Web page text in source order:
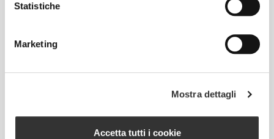
Statistiche
Marketing
Mostra dettagli
Accetta tutti i cookie
visivamente le curve, permettendoti tutta la libertà di
movimento di cui hai bisogno. Progettati per farti
avere il tuo migliore aspetto, mentre ti alleni per